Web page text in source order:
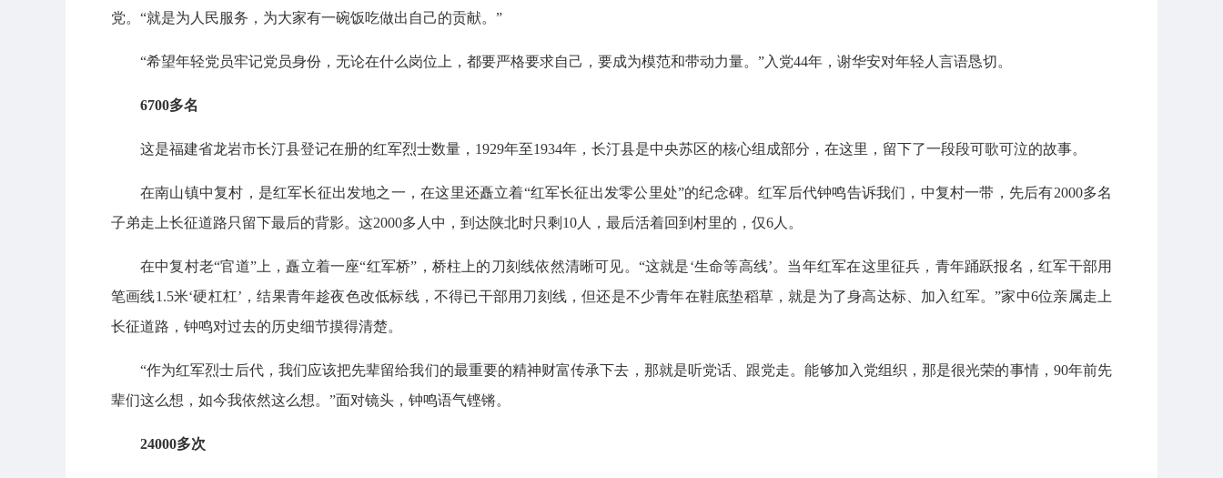
党。“就是为人民服务，为大家有一碗饭吃做出自己的贡献。”
“希望年轻党员牢记党员身份，无论在什么岗位上，都要严格要求自己，要成为模范和带动力量。”入党44年，谢华安对年轻人言语恳切。
6700多名
这是福建省龙岩市长汀县登记在册的红军烈士数量，1929年至1934年，长汀县是中央苏区的核心组成部分，在这里，留下了一段段可歌可泣的故事。
在南山镇中复村，是红军长征出发地之一，在这里还矗立着“红军长征出发零公里处”的纪念碑。红军后代钟鸣告诉我们，中复村一带，先后有2000多名
子弟走上长征道路只留下最后的背影。这2000多人中，到达陕北时只剩10人，最后活着回到村里的，仅6人。
在中复村老“官道”上，矗立着一座“红军桥”，桥柱上的刀刻线依然清晰可见。“这就是‘生命等高线’。当年红军在这里征兵，青年踊跃报名，红军干部用
笔画线1.5米‘硬杠杠’，结果青年趁夜色改低标线，不得已干部用刀刻线，但还是不少青年在鞋底垫稻草，就是为了身高达标、加入红军。”家中6位亲属走上
长征道路，钟鸣对过去的历史细节摸得清楚。
“作为红军烈士后代，我们应该把先辈留给我们的最重要的精神财富传承下去，那就是听党话、跟党走。能够加入党组织，那是很光荣的事情，90年前先
辈们这么想，如今我依然这么想。”面对镜头，钟鸣语气铿锵。
24000多次